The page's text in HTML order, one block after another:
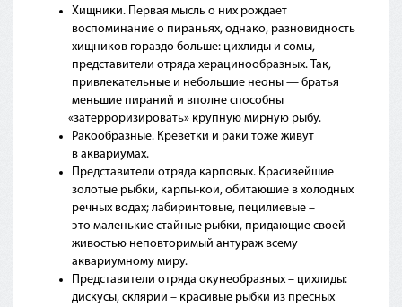
Хищники. Первая мысль о них рождает
воспоминание о пираньях, однако, разновидность
хищников гораздо больше: цихлиды и сомы,
представители отряда херацинообразных. Так,
привлекательные и небольшие неоны — братья
меньшие пираний и вполне способны
«затерроризировать» крупную мирную рыбу.
Ракообразные. Креветки и раки тоже живут
в аквариумах.
Представители отряда карповых. Красивейшие
золотые рыбки, карпы-кои, обитающие в холодных
речных водах; лабиринтовые, пецилиевые –
это маленькие стайные рыбки, придающие своей
живостью неповторимый антураж всему
аквариумному миру.
Представители отряда окунеобразных – цихлиды:
дискусы, склярии – красивые рыбки из пресных